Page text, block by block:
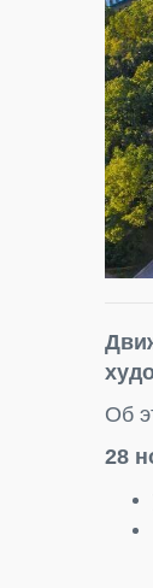
Об
28